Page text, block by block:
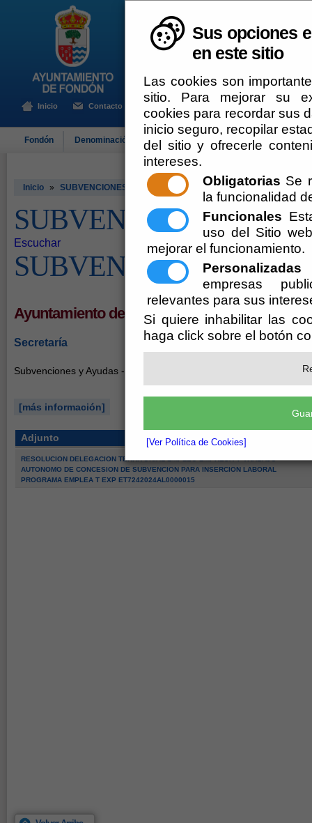
Sus opciones
en este sitio
Las cookies son
sitio. Para mejorar su
cookies para recordar sus
inicio seguro, recopilar
del sitio y ofrecerle
intereses.
Obligatorias Se
la funcionalidad
Funcionales
uso del Sitio
mejorar el funcionamiento.
Personalizadas
empresas
relevantes para sus
Si quiere inhabilitar las
haga click sobre el botón
[Ver Política de Cookies]
Inicio Contacto
Fondón Denominación de Origen El Ayuntamiento Turismo
Inicio » SUBVENCIONES EMPLEO
SUBVENCIONES
Escuchar
SUBVENCIONES
Ayuntamiento de Fondón
Secretaría
Subvenciones y Ayudas - Empleo -
[más información]
Adjunto
RESOLUCION DELEGACION TERRITORIAL EMPLEO EMPRESA Y TRABAJO
AUTONOMO DE CONCESION DE SUBVENCION PARA INSERCION LABORAL
PROGRAMA EMPLEA T EXP ET7242024AL0000015